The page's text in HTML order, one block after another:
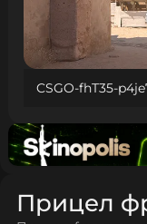
CSGO-fhT35-
Прицел